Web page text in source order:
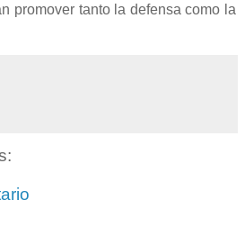
promover tanto la defensa como la